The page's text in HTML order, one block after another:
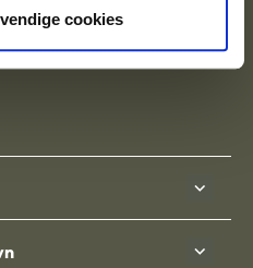
cookies